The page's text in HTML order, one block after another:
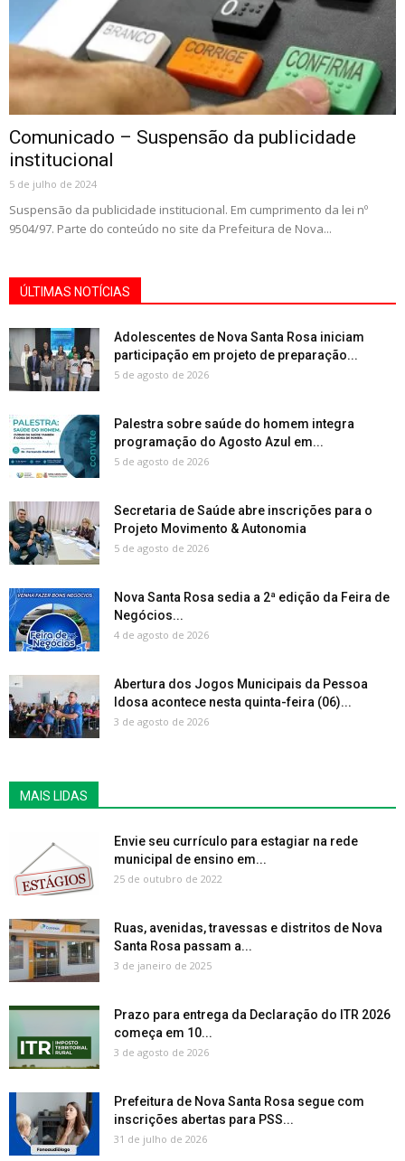
Comunicado – Suspensão da publicidade
institucional
5 de julho de 2024
Suspensão da publicidade institucional. Em cumprimento da lei nº
9504/97. Parte do conteúdo no site da Prefeitura de Nova...
ÚLTIMAS NOTÍCIAS
Adolescentes de Nova Santa Rosa iniciam
participação em projeto de preparação...
5 de agosto de 2026
Palestra sobre saúde do homem integra
programação do Agosto Azul em...
5 de agosto de 2026
Secretaria de Saúde abre inscrições para o
Projeto Movimento & Autonomia
5 de agosto de 2026
Nova Santa Rosa sedia a 2ª edição da Feira de
Negócios...
4 de agosto de 2026
Abertura dos Jogos Municipais da Pessoa
Idosa acontece nesta quinta-feira (06)...
3 de agosto de 2026
MAIS LIDAS
Envie seu currículo para estagiar na rede
municipal de ensino em...
25 de outubro de 2022
Ruas, avenidas, travessas e distritos de Nova
Santa Rosa passam a...
3 de janeiro de 2025
Prazo para entrega da Declaração do ITR 2026
começa em 10...
3 de agosto de 2026
Prefeitura de Nova Santa Rosa segue com
inscrições abertas para PSS...
31 de julho de 2026